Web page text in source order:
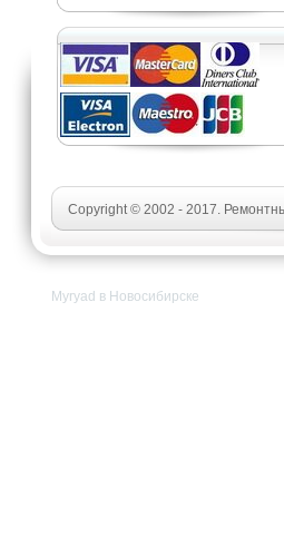
Copyright © 2002 - 2017.
Myryad в Новосибирске